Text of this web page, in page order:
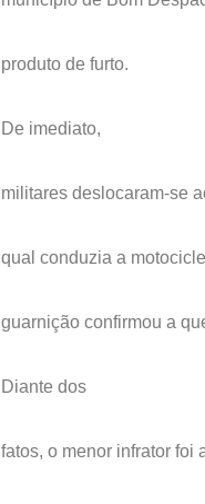
produto de furto.
De imediato,
militares deslocaram-se
qual conduzia a
guarnição confirmou a
Diante dos
fatos, o menor infrator foi